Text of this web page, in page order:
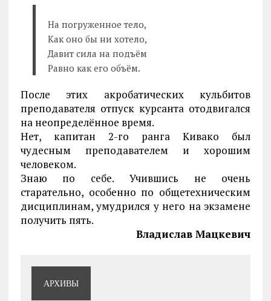
На погруженное тело,
Как оно бы ни хотело,
Давит сила на подъём
Равно как его объём.
После этих акробатических кульбитов
преподавателя отпуск курсанта отодвигался
на неопределённое время.
Нет, капитан 2-го ранга Кивако был
чудесным преподавателем и хорошим
человеком.
Знаю по себе. Учившись не очень
старательно, особенно по общетехническим
дисциплинам, умудрился у него на экзамене
получить пять.
Владислав Мацкевич
АРХИВЫ